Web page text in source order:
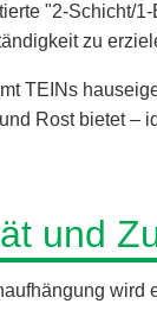
"2-Schicht/
zu
TEINs
Rost bietet –
und